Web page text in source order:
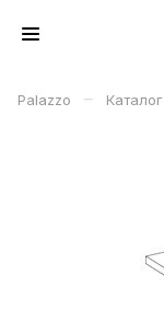
Palazzo – Каталог